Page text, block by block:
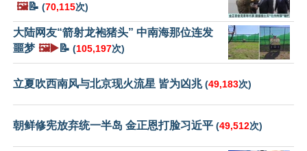
🖼️📝 (70,115次)
大陆网友“箭射龙袍猪头” 中南海那位连发
噩梦 🖼️▶️📝 (105,197次)
立夏吹西南风与北京现火流星 皆为凶兆(49,183次)
朝鲜修宪放弃统一半岛 金正恩打脸习近平 (49,512次)